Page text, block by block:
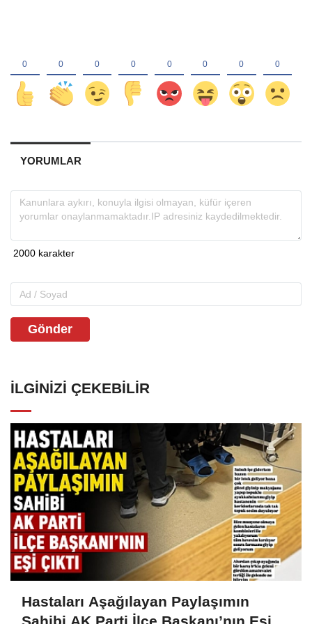
YORUMLAR
Gönder
İLGINIZI ÇEKEBILIR
Hastaları Aşağılayan Paylaşımın